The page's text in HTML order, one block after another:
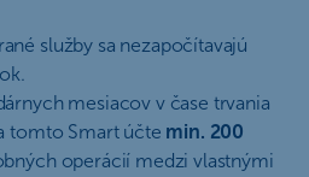
služby sa nezapočítavajú
mesiacov v čase trvania
tomto Smart účte min. 200
operácií medzi vlastnými